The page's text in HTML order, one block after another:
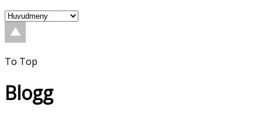
To Top
Blogg